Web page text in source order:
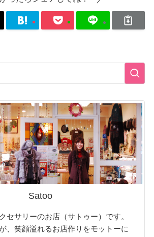
Satoo
セサリーのお店（サトゥー）です。
、笑顔溢れるお店作りをモットーに